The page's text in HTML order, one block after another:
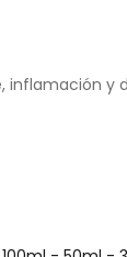
inflamación y